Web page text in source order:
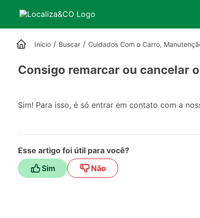
Início / Buscar / Cuidados Com o Carro,
Consigo remarcar ou cancelar
Sim! Para isso, é só entrar em contato com a
Esse artigo foi útil para você?
Sim
Não